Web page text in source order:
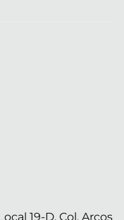
19-D, Col. Arcos